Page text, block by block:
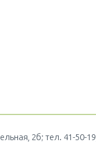
2б; тел. 41-50-19,